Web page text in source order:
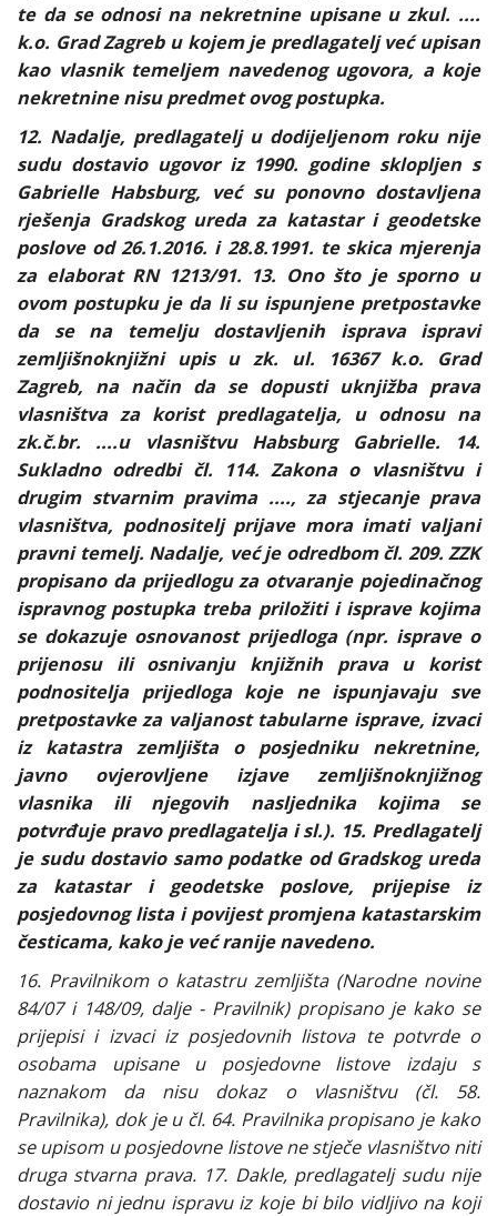
te da se odnosi na nekretnine upisane u zkul. ....
k.o. Grad Zagreb u kojem je predlagatelj već upisan
kao vlasnik temeljem navedenog ugovora, a koje
nekretnine nisu predmet ovog postupka.
12. Nadalje, predlagatelj u dodijeljenom roku nije
sudu dostavio ugovor iz 1990. godine sklopljen s
Gabrielle Habsburg, već su ponovno dostavljena
rješenja Gradskog ureda za katastar i geodetske
poslove od 26.1.2016. i 28.8.1991. te skica mjerenja
za elaborat RN 1213/91. 13. Ono što je sporno u
ovom postupku je da li su ispunjene pretpostavke
da se na temelju dostavljenih isprava ispravi
zemljišnoknjižni upis u zk. ul. 16367 k.o. Grad
Zagreb, na način da se dopusti uknjižba prava
vlasništva za korist predlagatelja, u odnosu na
zk.č.br. ....u vlasništvu Habsburg Gabrielle. 14.
Sukladno odredbi čl. 114. Zakona o vlasništvu i
drugim stvarnim pravima ...., za stjecanje prava
vlasništva, podnositelj prijave mora imati valjani
pravni temelj. Nadalje, već je odredbom čl. 209. ZZK
propisano da prijedlogu za otvaranje pojedinačnog
ispravnog postupka treba priložiti i isprave kojima
se dokazuje osnovanost prijedloga (npr. isprave o
prijenosu ili osnivanju knjižnih prava u korist
podnositelja prijedloga koje ne ispunjavaju sve
pretpostavke za valjanost tabularne isprave, izvaci
iz katastra zemljišta o posjedniku nekretnine,
javno ovjerovljene izjave zemljišnoknjižnog
vlasnika ili njegovih nasljednika kojima se
potvrđuje pravo predlagatelja i sl.). 15. Predlagatelj
je sudu dostavio samo podatke od Gradskog ureda
za katastar i geodetske poslove, prijepise iz
posjedovnog lista i povijest promjena katastarskim
česticama, kako je već ranije navedeno.
16. Pravilnikom o katastru zemljišta (Narodne novine
84/07 i 148/09, dalje - Pravilnik) propisano je kako se
prijepisi i izvaci iz posjedovnih listova te potvrde o
osobama upisane u posjedovne listove izdaju s
naznakom da nisu dokaz o vlasništvu (čl. 58.
Pravilnika), dok je u čl. 64. Pravilnika propisano je kako
se upisom u posjedovne listove ne stječe vlasništvo niti
druga stvarna prava. 17. Dakle, predlagatelj sudu nije
dostavio ni jednu ispravu iz koje bi bilo vidljivo na koji